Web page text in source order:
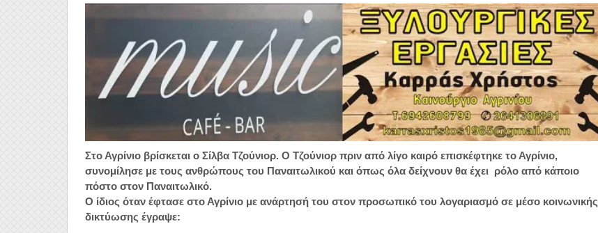
Στο Αγρίνιο βρίσκεται ο Σίλβα Τζούνιορ. Ο Τζούνιορ πριν από λίγο καιρό επισκέφτηκε το Αγρίνιο,
συνομίλησε με τους ανθρώπους του Παναιτωλικού και όπως όλα δείχνουν θα έχει ρόλο από κάποιο
πόστο στον Παναιτωλικό.
Ο ίδιος όταν έφτασε στο Αγρίνιο με ανάρτησή του στον προσωπικό του λογαριασμό σε μέσο κοινωνικής
δικτύωσης έγραψε: